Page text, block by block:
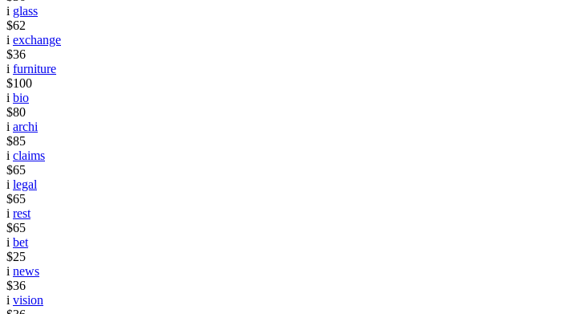
i glass
$62
i exchange
$36
i furniture
$100
i bio
$80
i archi
$85
i claims
$65
i legal
$65
i rest
$65
i bet
$25
i news
$36
i vision